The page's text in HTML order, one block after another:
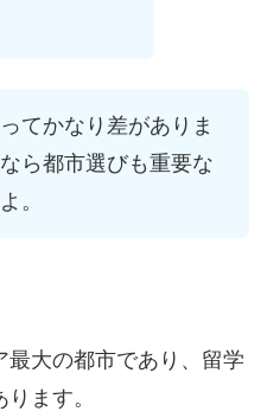
てかなり差がありま
ら都市選びも重要な
。
最大の都市であり、留学
ます。